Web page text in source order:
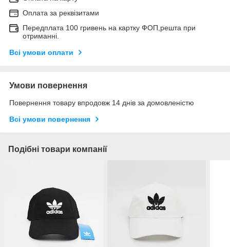
Оплата за реквізитами
Передплата 100 гривень на картку ФОП,решта при
отриманні.
Всі умови оплати
Умови повернення
Повернення товару впродовж 14 днів за домовленістю
Всі умови повернення
Подібні товари компанії